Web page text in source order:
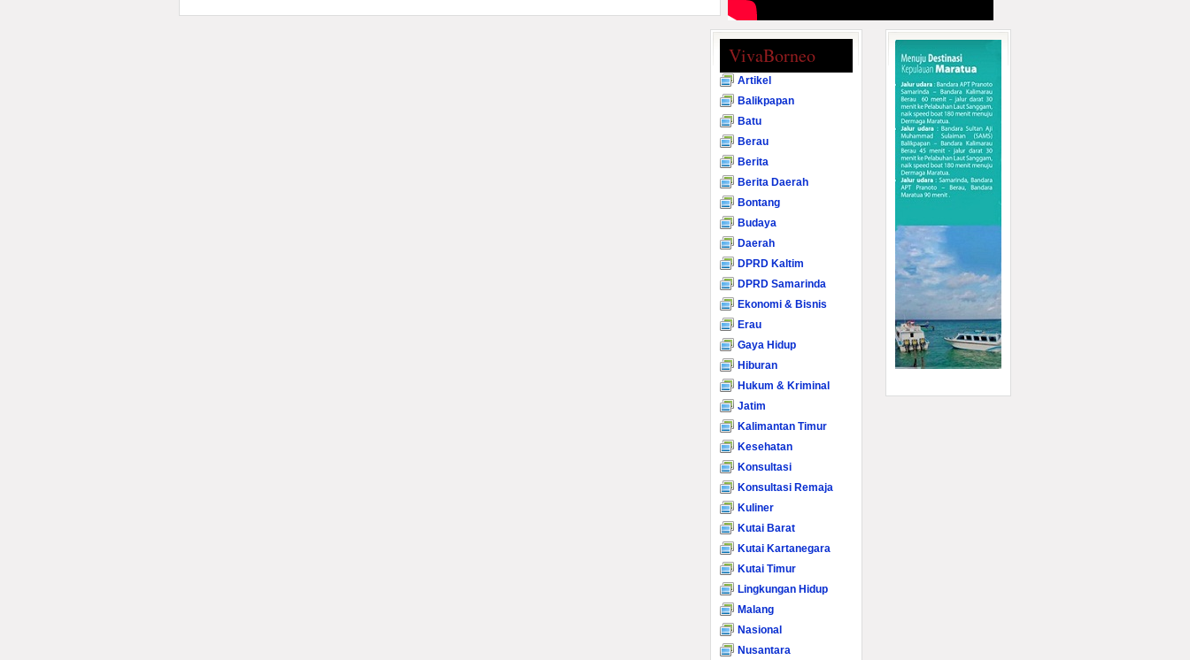
VivaBorneo
Artikel
Balikpapan
Batu
Berau
Berita
Berita Daerah
Bontang
Budaya
Daerah
DPRD Kaltim
DPRD Samarinda
Ekonomi & Bisnis
Erau
Gaya Hidup
Hiburan
Hukum & Kriminal
Jatim
Kalimantan Timur
Kesehatan
Konsultasi
Konsultasi Remaja
Kuliner
Kutai Barat
Kutai Kartanegara
Kutai Timur
Lingkungan Hidup
Malang
Nasional
Nusantara